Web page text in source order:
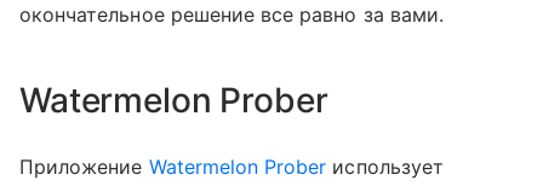
окончательное решение все равно за вами.
Watermelon Prober
Приложение Watermelon Prober использует